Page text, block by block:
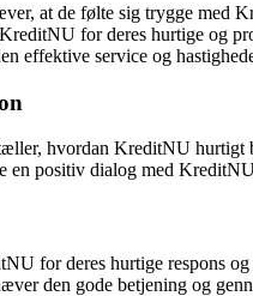
at de følte sig trygge med
for deres hurtige og
effektive service og
hvordan KreditNU hurtigt
en positiv dialog med
for deres hurtige respons
den gode betjening og